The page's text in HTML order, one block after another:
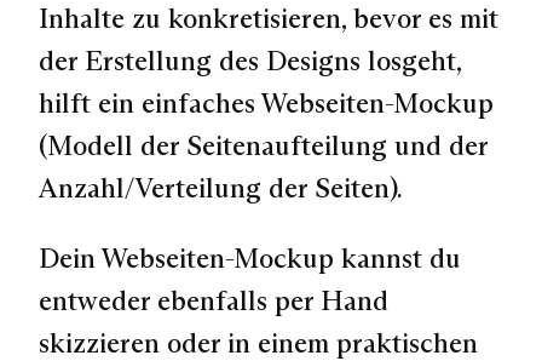
Inhalte zu konkretisieren, bevor es mit
der Erstellung des Designs losgeht,
hilft ein einfachesWebseiten-Mockup
(Modell der Seitenaufteilung und der
Anzahl/Verteilung der Seiten).
Dein Webseiten-Mockup kannst du
entweder ebenfalls per Hand
skizzieren oder in einem praktischen